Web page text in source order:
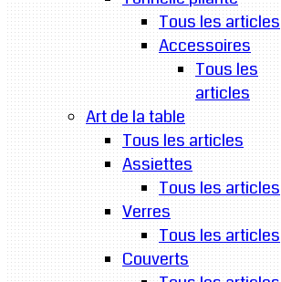
Tous les articles
Accessoires
Tous les
articles
Art de la table
Tous les articles
Assiettes
Tous les articles
Verres
Tous les articles
Couverts